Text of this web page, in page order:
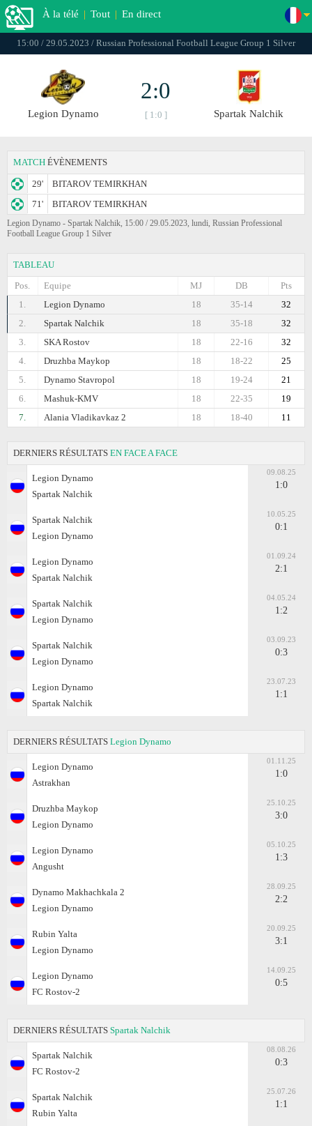
À la télé | Tout | En direct
15:00 / 29.05.2023 / Russian Professional Football League Group 1 Silver
Legion Dynamo
2:0
[ 1:0 ] Spartak Nalchik
MATCH ÉVÈNEMENTS
29'
BITAROV TEMIRKHAN
71'
BITAROV TEMIRKHAN
Legion Dynamo - Spartak Nalchik, 15:00 / 29.05.2023, lundi, Russian Professional
Football League Group 1 Silver
TABLEAU
Pos.
Equipe Pts
DB
MJ
1.
Legion Dynamo 32
35-14
18
2.
Spartak Nalchik 32
35-18
18
3.
SKA Rostov 32
22-16
18
4.
Druzhba Maykop 25
18-22
18
5.
Dynamo Stavropol 21
19-24
18
6.
Mashuk-KMV 19
22-35
18
7.
Alania Vladikavkaz 2 11
18-40
18
DERNIERS RÉSULTATS EN FACE A FACE
Legion Dynamo
Spartak Nalchik
09.08.25
1:0
Spartak Nalchik
Legion Dynamo
10.05.25
0:1
Legion Dynamo
Spartak Nalchik
01.09.24
2:1
Spartak Nalchik
Legion Dynamo
04.05.24
1:2
Spartak Nalchik
Legion Dynamo
03.09.23
0:3
Legion Dynamo
Spartak Nalchik
23.07.23
1:1
DERNIERS RÉSULTATS Legion Dynamo
Legion Dynamo
Astrakhan
01.11.25
1:0
Druzhba Maykop
Legion Dynamo
25.10.25
3:0
Legion Dynamo
Angusht
05.10.25
1:3
Dynamo Makhachkala 2
Legion Dynamo
28.09.25
2:2
Rubin Yalta
Legion Dynamo
20.09.25
3:1
Legion Dynamo
FC Rostov-2
14.09.25
0:5
DERNIERS RÉSULTATS Spartak Nalchik
Spartak Nalchik
FC Rostov-2
08.08.26
0:3
Spartak Nalchik
Rubin Yalta
25.07.26
1:1